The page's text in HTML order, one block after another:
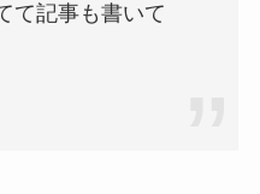
て記事も書いて